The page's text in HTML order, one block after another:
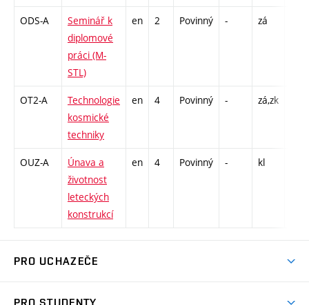
ODS-A
Seminář k
diplomové
práci (M-
STL)
en 2 Povinný - zá
OT2-A
Technologie
kosmické
techniky
en 4 Povinný - zá,zk
OUZ-A
Únava a
životnost
leteckých
konstrukcí
en 4 Povinný - kl
PRO UCHAZEČE